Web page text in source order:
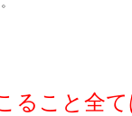
ること全て